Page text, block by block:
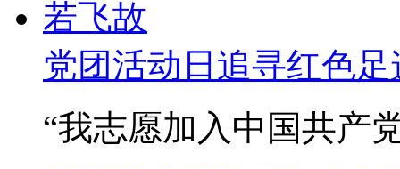
党团活动日追寻红色
“我志愿加入中国共